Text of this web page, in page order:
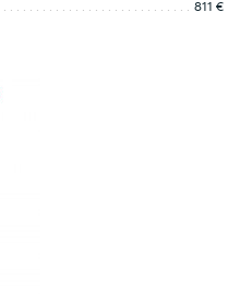
811 €